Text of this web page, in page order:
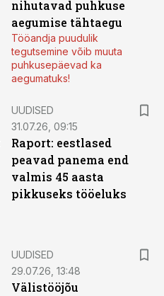
nihutavad puhkuse
aegumise tähtaegu
Tööandja puudulik
tegutsemine võib muuta
puhkusepäevad ka
aegumatuks!
UUDISED
31.07.26, 09:15
Raport: eestlased
peavad panema end
valmis 45 aasta
pikkuseks tööeluks
UUDISED
29.07.26, 13:48
Välistööjõu